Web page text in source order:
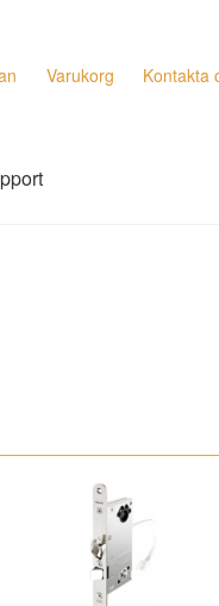
Varukorg Kontakta